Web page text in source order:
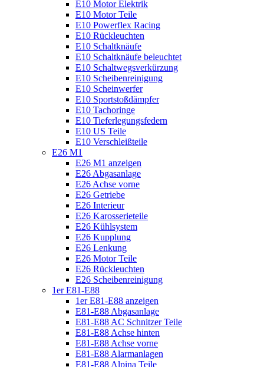
E10 Motor Elektrik
E10 Motor Teile
E10 Powerflex Racing
E10 Rückleuchten
E10 Schaltknäufe
E10 Schaltknäufe beleuchtet
E10 Schaltwegsverkürzung
E10 Scheibenreinigung
E10 Scheinwerfer
E10 Sportstoßdämpfer
E10 Tachoringe
E10 Tieferlegungsfedern
E10 US Teile
E10 Verschleißteile
E26 M1
E26 M1 anzeigen
E26 Abgasanlage
E26 Achse vorne
E26 Getriebe
E26 Interieur
E26 Karosserieteile
E26 Kühlsystem
E26 Kupplung
E26 Lenkung
E26 Motor Teile
E26 Rückleuchten
E26 Scheibenreinigung
1er E81-E88
1er E81-E88 anzeigen
E81-E88 Abgasanlage
E81-E88 AC Schnitzer Teile
E81-E88 Achse hinten
E81-E88 Achse vorne
E81-E88 Alarmanlagen
E81-E88 Alpina Teile